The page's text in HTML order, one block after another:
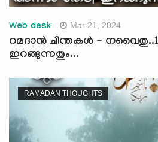
Web desk Mar 21, 2024
റമദാന്‍ ചിന്തകള്‍ -
ഇറങ്ങുന്നതും...
RAMADAN THOUGHTS